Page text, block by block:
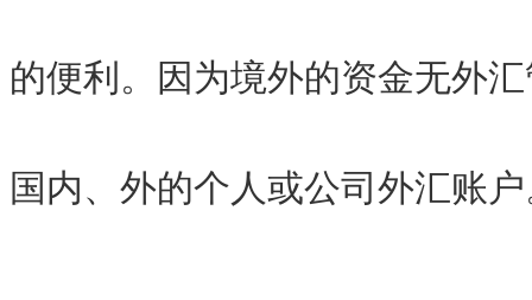
的便利。因为境外的资金无外
国内、外的个人或公司外汇账